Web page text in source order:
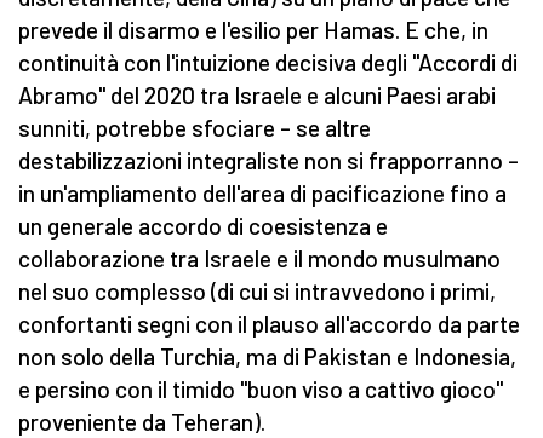
prevede il disarmo e l'esilio per Hamas. E che, in
continuità con l'intuizione decisiva degli "Accordi di
Abramo" del 2020 tra Israele e alcuni Paesi arabi
sunniti, potrebbe sfociare – se altre
destabilizzazioni integraliste non si frapporranno –
in un'ampliamento dell'area di pacificazione fino a
un generale accordo di coesistenza e
collaborazione tra Israele e il mondo musulmano
nel suo complesso (di cui si intravvedono i primi,
confortanti segni con il plauso all'accordo da parte
non solo della Turchia, ma di Pakistan e Indonesia,
e persino con il timido "buon viso a cattivo gioco"
proveniente da Teheran).